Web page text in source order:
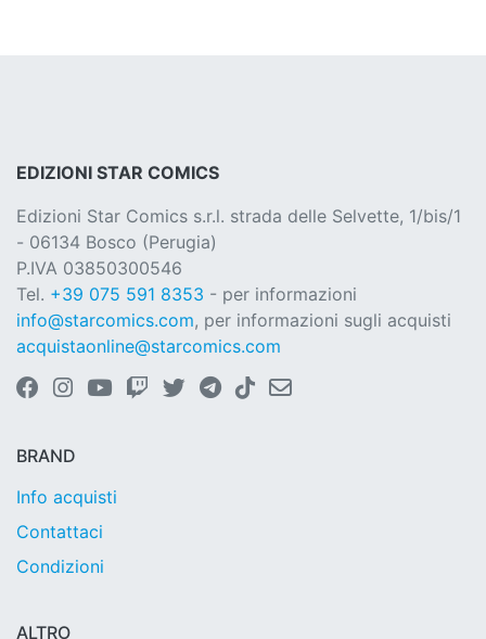
EDIZIONI STAR COMICS
Edizioni Star Comics s.r.l. strada delle Selvette, 1/bis/1
- 06134 Bosco (Perugia)
P.IVA 03850300546
Tel. +39 075 591 8353 - per informazioni
info@starcomics.com, per informazioni sugli acquisti
acquistaonline@starcomics.com
BRAND
Info acquisti
Contattaci
Condizioni
ALTRO